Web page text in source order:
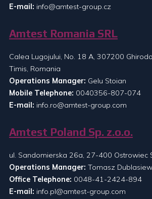
E-mail: info@amtest-group.cz
Amtest Romania SRL
Calea Lugojului, No. 18 A, 307200
Timis, Romania
Operations Manager: Gelu Stoian
Mobile Telephone: 0040356-807-074
E-mail: info.ro@amtest-group.com
Amtest Poland Sp. z.o.o.
ul. Sandomierska 26a, 27-400 Ostrowiec
Operations Manager: Tomasz
Office Telephone: 0048-41-2424-894
E-mail: info.pl@amtest-group.com